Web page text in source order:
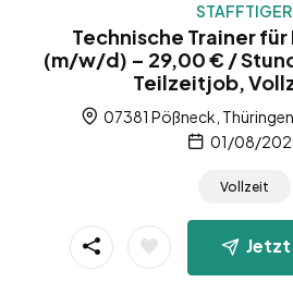
STAFFTIGER
Technische Trainer für
(m/w/d) – 29,00 € /
Teilzeitjob,
07381 Pößneck,
01/08/
Vollzeit